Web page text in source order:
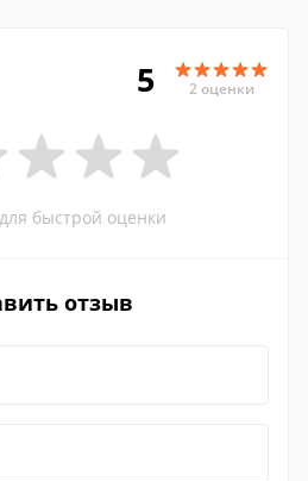
5 2 оценки
быстрой оценки
отзыв